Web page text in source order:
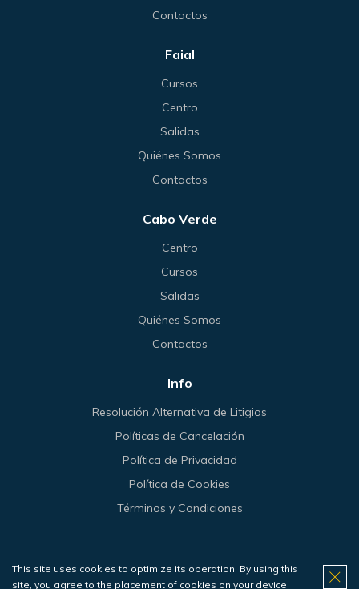
Contactos
Faial
Cursos
Centro
Salidas
Quiénes Somos
Contactos
Cabo Verde
Centro
Cursos
Salidas
Quiénes Somos
Contactos
Info
Resolución Alternativa de Litigios
Políticas de Cancelación
Política de Privacidad
Política de Cookies
Términos y Condiciones
© 2026 Haliotis.
This site uses cookies to optimize its operation. By using this
site, you agree to the placement of cookies on your device.